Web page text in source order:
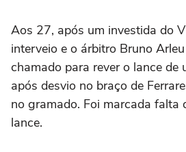
Aos 27, após um investida do
interveio e o árbitro Bruno
chamado para rever o lance de
após desvio no braço de
no gramado. Foi marcada falta
lance.